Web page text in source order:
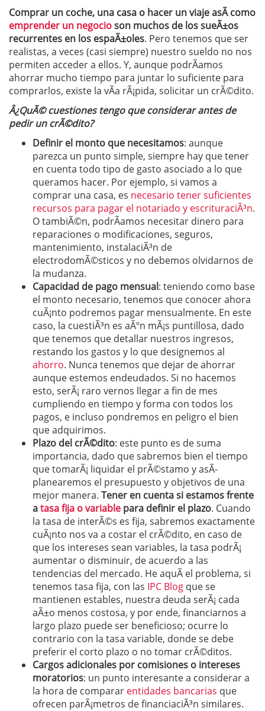
Comprar un coche, una casa o hacer un viaje asÃ­ como
emprender un negocioson muchos de los sueÃ±os
recurrentes en los espaÃ±oles. Pero tenemos que ser
realistas, a veces (casi siempre) nuestro sueldo no nos
permiten acceder a ellos. Y, aunque podrÃ­amos
ahorrar mucho tiempo para juntar lo suficiente para
comprarlos, existe la vÃ­a rÃ¡pida, solicitar un crÃ©dito.
Â¿QuÃ© cuestiones tengo que considerar antes de
pedir un crÃ©dito?
Definir el monto que necesitamos: aunque
parezca un punto simple, siempre hay que tener
en cuenta todo tipo de gasto asociado a lo que
queramos hacer. Por ejemplo, si vamos a
comprar una casa, es necesario tener suficientes
recursos para pagar el notariado y escrituraciÃ³n.
O tambiÃ©n, podrÃ­amos necesitar dinero para
reparaciones o modificaciones, seguros,
mantenimiento, instalaciÃ³n de
electrodomÃ©sticos y no debemos olvidarnos de
la mudanza.
Capacidad de pago mensual: teniendo como base
el monto necesario, tenemos que conocer ahora
cuÃ¡nto podremos pagar mensualmente. En este
caso, la cuestiÃ³n es aÃºn mÃ¡s puntillosa, dado
que tenemos que detallar nuestros ingresos,
restando los gastos y lo que designemos al
ahorro. Nunca tenemos que dejar de ahorrar
aunque estemos endeudados. Si no hacemos
esto, serÃ¡ raro vernos llegar a fin de mes
cumpliendo en tiempo y forma con todos los
pagos, e incluso pondremos en peligro el bien
que adquirimos.
Plazo del crÃ©dito: este punto es de suma
importancia, dado que sabremos bien el tiempo
que tomarÃ¡ liquidar el prÃ©stamo y asÃ­
planearemos el presupuesto y objetivos de una
mejor manera. Tener en cuenta si estamos frente
atasa fija o variable para definir el plazo. Cuando
la tasa de interÃ©s es fija, sabremos exactamente
cuÃ¡nto nos va a costar el crÃ©dito, en caso de
que los intereses sean variables, la tasa podrÃ¡
aumentar o disminuir, de acuerdo a las
tendencias del mercado. He aquÃ­ el problema, si
tenemos tasa fija, con las IPC Blog que se
mantienen estables, nuestra deuda serÃ¡ cada
aÃ±o menos costosa, y por ende, financiarnos a
largo plazo puede ser beneficioso; ocurre lo
contrario con la tasa variable, donde se debe
preferir el corto plazo o no tomar crÃ©ditos.
Cargos adicionales por comisiones o intereses
moratorios: un punto interesante a considerar a
la hora de comparar entidades bancarias que
ofrecen parÃ¡metros de financiaciÃ³n similares.